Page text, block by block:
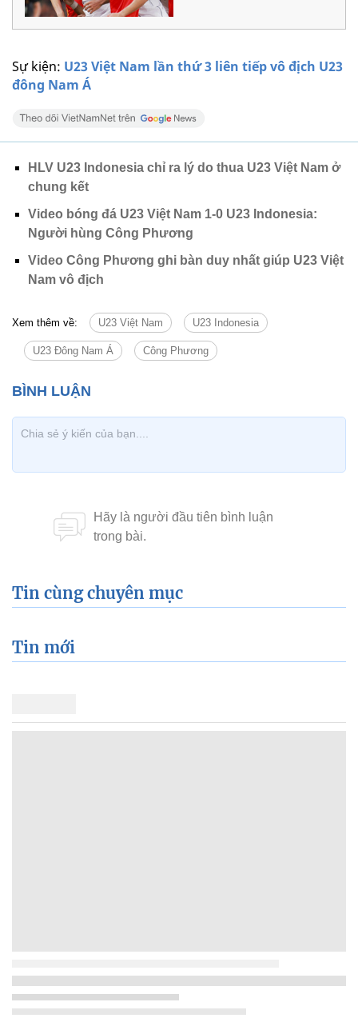
Sự kiện: U23 Việt Nam lần thứ 3 liên tiếp vô địch U23
đông Nam Á
HLV U23 Indonesia chỉ ra lý do thua U23 Việt Nam ở
chung kết
Video bóng đá U23 Việt Nam 1-0 U23 Indonesia:
Người hùng Công Phương
Video Công Phương ghi bàn duy nhất giúp U23 Việt
Nam vô địch
Xem thêm về: U23 Việt Nam U23 Indonesia
U23 Đông Nam Á Công Phương
Tin cùng chuyên mục
Tin mới